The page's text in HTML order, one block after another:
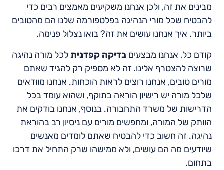
מבינים את זה, ולכן אנחנו משקיעים מאמצים רבים כדי
להבטיח שכל מורי הנהיגה בפלטפורמה שלנו הם מהטובים
ביותר. איך אנחנו עושים את זה? בואו נצלול פנימה.
קודם כל, אנחנו מבצעים בדיקה קפדניתלכל מורה נהיגה
שרוצה להצטרף אלינו. זה לא מספיק רק להגיד שאתם
מורים טובים, אנחנו רוצים לראות הוכחות. אנחנו מוודאים
שלכל מורה יש רישיון הוראה בתוקף, ושהוא עומד בכל
הדרישות של משרד התחבורה. בנוסף, אנחנו בודקים את
הוותק של המורה, ומחפשים מורים עם ניסיון רב בהוראת
נהיגה. זה חשוב כדי להבטיח שאתם לומדים מאנשים
שיודעים מה הם עושים, ולא ממישהו שרק התחיל את דרכו
בתחום.